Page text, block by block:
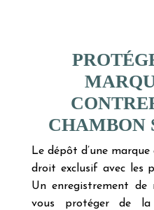
CHAMBON
Le dépôt d’une
droit exclusif avec les
Un enregistrement de
vous protéger de